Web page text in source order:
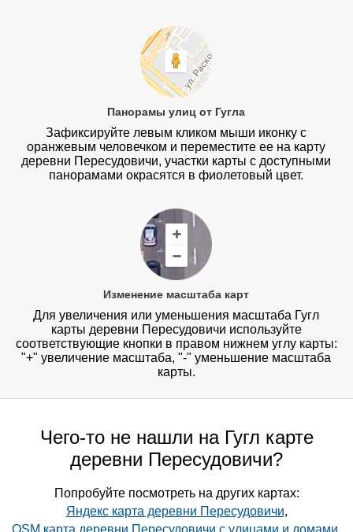
Панорамы улиц от Гугла
Зафиксируйте левым кликом мыши иконку с
оранжевым человечком и переместите ее на карту
деревни Пересудовичи, участки карты с доступными
панорамами окрасятся в фиолетовый цвет.
Изменение масштаба карт
Для увеличения или уменьшения масштаба Гугл
карты деревни Пересудовичи используйте
соответствующие кнопки в правом нижнем углу карты:
"+" увеличение масштаба, "-" уменьшение масштаба
карты.
Чего-то не нашли на Гугл карте
деревни Пересудовичи?
Попробуйте посмотреть на других картах:
Яндекс карта деревни Пересудовичи,